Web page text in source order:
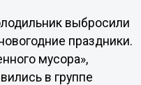
выбросили
праздники.
мусора»,
в группе